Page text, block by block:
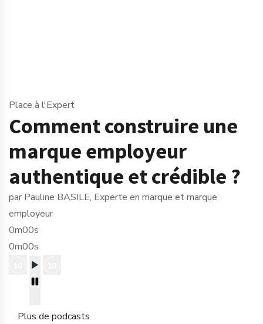
Place à l'Expert
Comment construire une
marque employeur
authentique et crédible ?
par Pauline BASILE, Experte en marque et marque
employeur
0m00s
0m00s
Plus de podcasts